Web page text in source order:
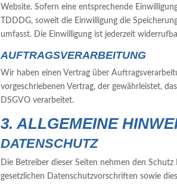
Website. Sofern eine entsprechende
TDDDG, soweit die Einwilligung die
umfasst. Die Einwilligung ist jederzeit
AUFTRAGSVERARBEITUNG
Wir haben einen Vertrag über
vorgeschriebenen Vertrag, der gewährleistet,
DSGVO verarbeitet.
3. ALLGEMEINE
DATENSCHUTZ
Die Betreiber dieser Seiten nehmen den
gesetzlichen Datenschutzvorschriften sowie